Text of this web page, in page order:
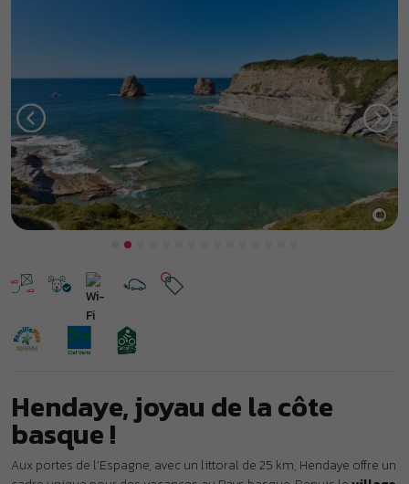
Hendaye, joyau de la côte
basque !
Aux portes de l’Espagne, avec un littoral de 25 km, Hendaye offre un
cadre unique pour des vacances au Pays basque. Depuis le
club Galbarreta à Hendaye
basque s’offrent à vous : les villages basques rouges et blancs
comme Sare, Ascain et Espelette, le train de la Rhune et sa vue
panoramique sur l’océan, Saint-Jean-de-Luz ou encore les plages
de sable fin de Bidart et Guéthary. Cerise sur le gâteau (basque), ce
pension ou pension complète au village club Azureva Hendaye
dans les Pyrénées Atlantiques et vivez des vacances
exceptionnelles entre détente et découvertes culturelles au Pays
basque.